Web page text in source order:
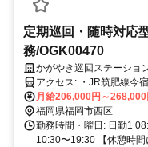
定期巡回・随時対応
務/OGK00470
かがやき巡回ステーショ
アクセス: ・JR筑肥線今宿駅より1.4km(徒歩約15分) ・西九州道(福岡
前原道路) 今宿ICより1km
月給206,000円～268,000
福岡県福岡市西区
勤務時間・曜日: 日勤1
10:30〜19:30 【休憩時